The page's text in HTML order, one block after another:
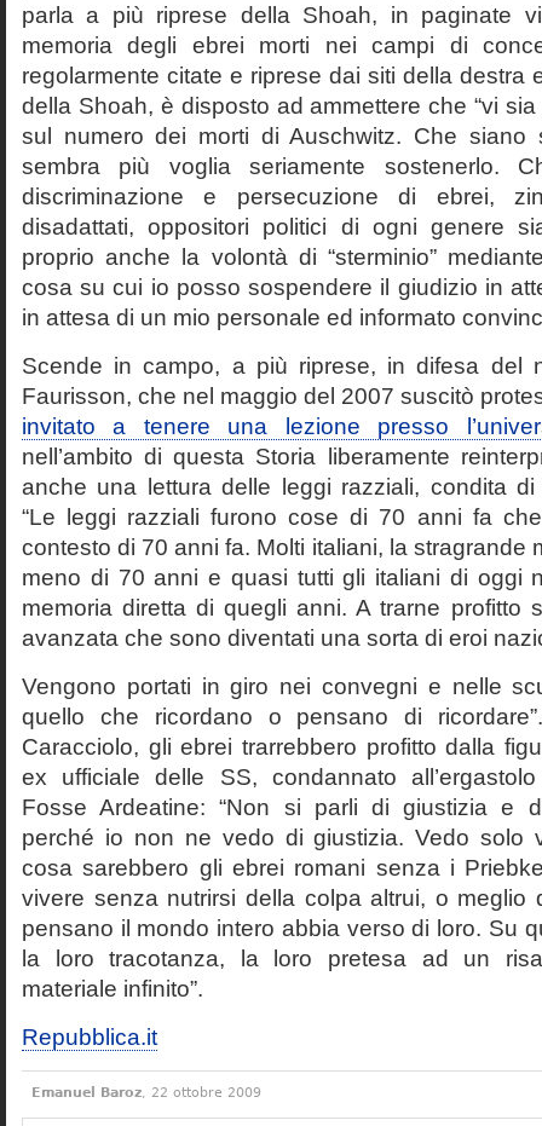
parla a più riprese della Shoah, in paginate
memoria degli ebrei morti nei campi di
regolarmente citate e riprese dai siti della destra
della Shoah, è disposto ad ammettere che “vi
sul numero dei morti di Auschwitz. Che siano
sembra più voglia seriamente sostenerlo.
discriminazione e persecuzione di ebrei,
disadattati, oppositori politici di ogni genere
proprio anche la volontà di “sterminio”
cosa su cui io posso sospendere il giudizio in
in attesa di un mio personale ed informato
Scende in campo, a più riprese, in difesa del
Faurisson, che nel maggio del 2007 suscitò
invitato a tenere una lezione presso
nell’ambito di questa Storia liberamente
anche una lettura delle leggi razziali, condita di
“Le leggi razziali furono cose di 70 anni fa
contesto di 70 anni fa. Molti italiani, la stragrande
meno di 70 anni e quasi tutti gli italiani di oggi
memoria diretta di quegli anni. A trarne profitto
avanzata che sono diventati una sorta di eroi
Vengono portati in giro nei convegni e nelle
quello che ricordano o pensano di
Caracciolo, gli ebrei trarrebbero profitto dalla
ex ufficiale delle SS, condannato
Fosse Ardeatine: “Non si parli di giustizia e
perché io non ne vedo di giustizia. Vedo solo
cosa sarebbero gli ebrei romani senza i
vivere senza nutrirsi della colpa altrui, o meglio
pensano il mondo intero abbia verso di loro. Su
la loro tracotanza, la loro pretesa ad un
materiale infinito”.
Repubblica.it
Emanuel Baroz, 22 ottobre 2009